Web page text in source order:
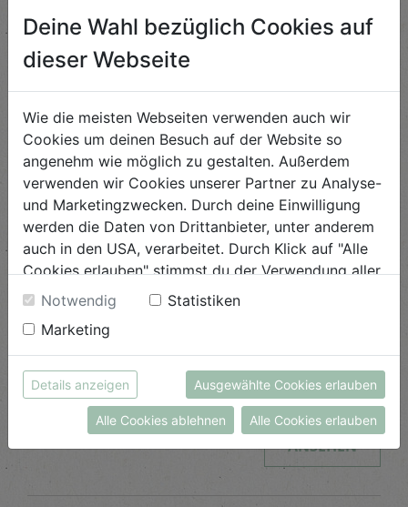
ANSEHEN
True Love
Wahre Liebe für echten Naschspaß - ...
ANSEHEN
Deine Wahl bezüglich Cookies auf
dieser Webseite
Wie die meisten Webseiten verwenden auch wir
Cookies um deinen Besuch auf der Website so
angenehm wie möglich zu gestalten. Außerdem
verwenden wir Cookies unserer Partner zu Analyse-
und Marketingzwecken. Durch deine Einwilligung
werden die Daten von Drittanbieter, unter anderem
auch in den USA, verarbeitet. Durch Klick auf "Alle
Cookies erlauben" stimmst du der Verwendung aller
Cookies zu. Unter "Details anzeigen" findest du alle
Infos zu den unterschiedlichen Cookies, du kannst
auch entscheiden, welche Cookies du erlauben
möchtest.
Weitere Informationen findest du in unserer
Datenschutzerklärung
bzw. imImpressum
Notwendig
Statistiken
Marketing
Details anzeigen Ausgewählte Cookies erlauben
Alle Cookies ablehnen Alle Cookies erlauben